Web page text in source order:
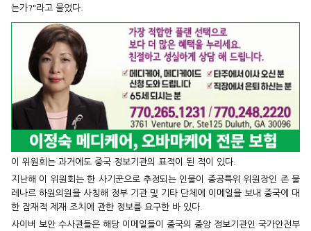
는가?"라고 물었다.
이 위원회는 과거에도 중국 정보기관의 표적이 된 적이 있다.
지난해 이 위원회는 한 사기꾼으로 추정되는 인물이 중공특위 위원장인 존 물
레나르 하원의원을 사칭해 정부 기관 및 기타 단체에 이메일을 보내 중국에 대
한 잠재적 제재 조치에 관한 정보를 요구한 바 있다.
사이버 보안 수사관들은 해당 이메일들이 중국의 중앙 정보기관인 국가안전부